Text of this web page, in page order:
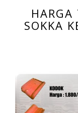
HARGA
SOKKA